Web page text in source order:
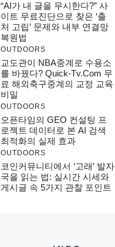
“AI가 내 글을 무시한다?” 사
이트 무료진단으로 찾은 ‘출
처 고립’ 문제와 내부 연결망
복원법
OUTDOORS
교도관이 NBA중계로 수용소
를 바꿨다? Quick-Tv.com 무
료 해외축구중계의 교정 교육
비밀
OUTDOORS
오픈타임의 GEO 컨설팅 프
로젝트 데이터로 본 AI 검색
최적화의 실제 효과
OUTDOORS
코인커뮤니티에서 ‘고래’ 발자
국을 읽는 법: 실시간 시세와
게시글 속 5가지 관찰 포인트